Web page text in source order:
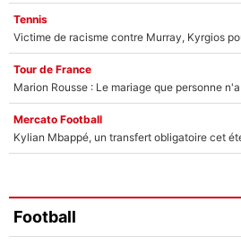
Tennis
Tour de France
Marion Rousse : Le mariage que personne
Mercato Football
Kylian Mbappé, un transfert obligatoire cet
Football